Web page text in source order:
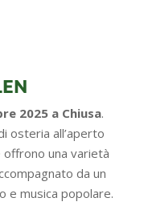
2025 a Chiusa.
osteria all’aperto
una varietà
da un
e musica popolare.